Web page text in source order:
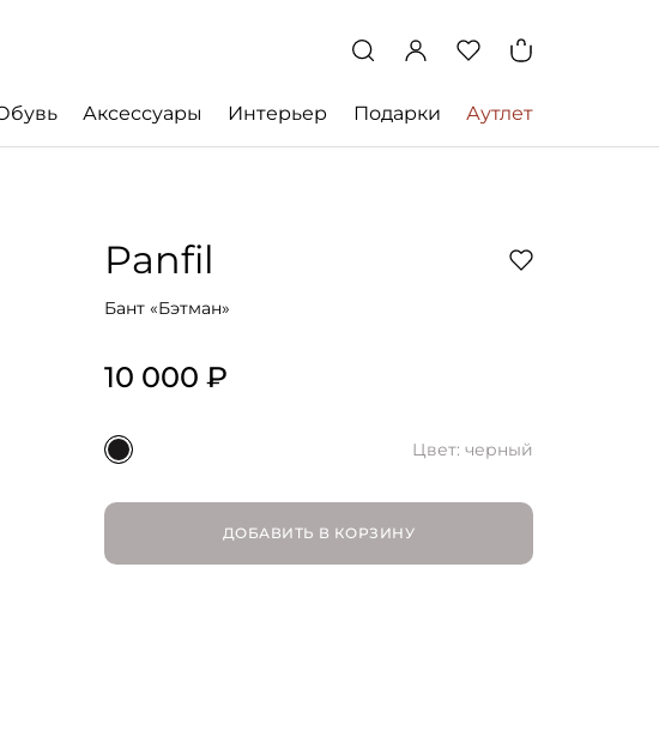
Аксессуары Интерьер Подарки Аутлет
Panfil
Бант «Бэтман»
10 000 ₽
Цвет: черный
ДОБАВИТЬ В КОРЗИНУ